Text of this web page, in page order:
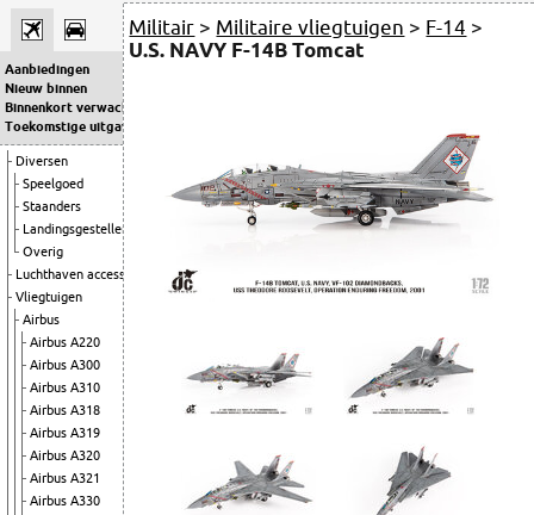
Aanbiedingen
Nieuw binnen
Binnenkort verwacht
Toekomstige uitgaven
Diversen
Speelgoed
Staanders
Landingsgestellen
Overig
Luchthaven accessoires
Vliegtuigen
Airbus
Airbus A220
Airbus A300
Airbus A310
Airbus A318
Airbus A319
Airbus A320
Airbus A321
Airbus A330
Militair > Militaire vliegtuigen > F-14 >
U.S. NAVY F-14B Tomcat